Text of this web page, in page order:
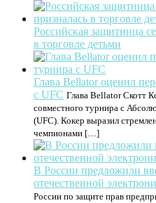
Российская защитница
в торговле детьми
Глава Bellator оценил
с UFC Глава Bellator Скотт
совместного турнира с
(UFC). Кокер выразил
чемпионами […]
В России предложили
отечественной
России по защите прав